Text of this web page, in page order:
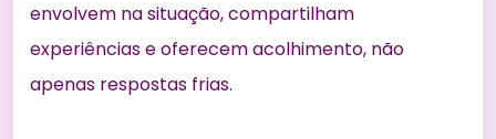
envolvem na situação, compartilham
experiências e oferecem acolhimento, não
apenas respostas frias.